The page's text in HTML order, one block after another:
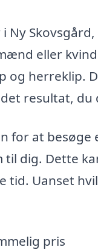
Ny
eller
og herreklip.
resultat,
for at
til dig. Dette
tid. Uanset
pris